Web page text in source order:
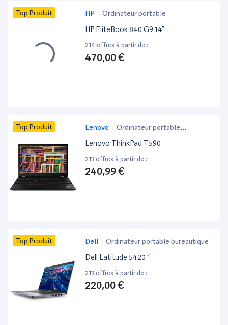
Top Produit HP - Ordinateur portable
HP EliteBook 840 G9 14”
214 offres à partir de :
470,00 €
Top Produit Lenovo - Ordinateur portable
bureautique
Lenovo ThinkPad T590
213 offres à partir de :
240,99 €
Top Produit Dell - Ordinateur portable bureautique
Dell Latitude 5420 ”
213 offres à partir de :
220,00 €